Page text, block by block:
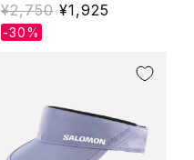
通
常
¥2,750 Translation
¥1,925
-30%